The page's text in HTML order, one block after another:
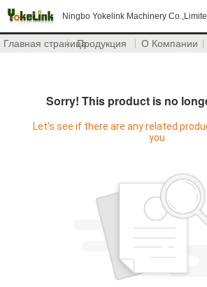
Ningbo Yokelink Machinery
Главная страницаПродукция О Компании
Sorry! This product is no
Let's see if there are any related
you